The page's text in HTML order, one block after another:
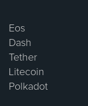
Eos
Dash
Tether
Litecoin
Polkadot